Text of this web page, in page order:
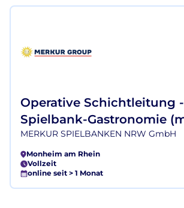
Operative Schichtleitung -
Spielbank-Gastronomie
MERKUR SPIELBANKEN NRW GmbH
Monheim am Rhein
Vollzeit
online seit > 1 Monat